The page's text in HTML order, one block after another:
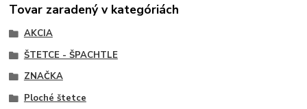
Tovar zaradený v kategóriách
AKCIA
ŠTETCE - ŠPACHTLE
ZNAČKA
Ploché štetce